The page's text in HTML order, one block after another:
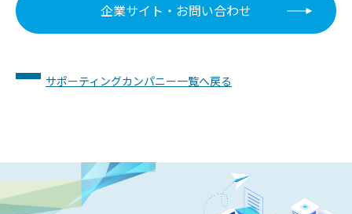
企業サイト・お問い合わせ
サポーティングカンパニー一覧へ戻る